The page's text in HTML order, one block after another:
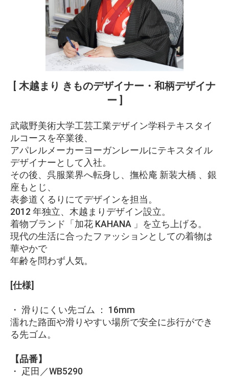
[ 木越まり きものデザイナー・和柄デザイナ
ー ]
武蔵野美術大学工芸工業デザイン学科テキスタイ
ルコースを卒業後、
アパレルメーカーヨーガンレールにテキスタイル
デザイナーとして入社。
その後、呉服業界へ転身し、撫松庵 新装大橋 、銀
座もとじ、
表参道くるりにてデザインを担当。
2012 年独立、木越まりデザイン設立。
着物ブランド「加花 KAHANA 」を立ち上げる。
現代の生活に合ったファッションとしての着物は
華やかで
年齢を問わず人気。
[仕様]
・ 滑りにくい先ゴム ： 16mm
濡れた路面や滑りやすい場所で安全に歩行ができ
る先ゴム。
【品番】
・ 疋田／WB5290